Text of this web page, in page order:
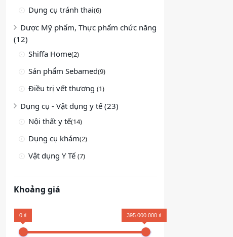
Dụng cụ tránh thai(6)
Dược Mỹ phẩm, Thực phẩm chức năng
(12)
Shiffa Home(2)
Sản phẩm Sebamed(9)
Điều trị vết thương (1)
Dụng cụ - Vật dụng y tế (23)
Nội thất y tế(14)
Dụng cụ khám(2)
Vật dụng Y Tế (7)
Khoảng giá
0 ₫ 395.000.000 ₫